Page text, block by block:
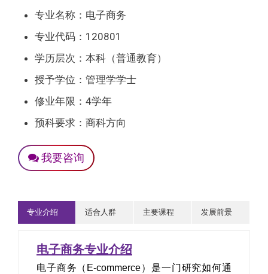
专业名称：电子商务
专业代码：120801
学历层次：本科（普通教育）
授予学位：管理学学士
修业年限：4学年
预科要求：商科方向
我要咨询
专业介绍 适合人群 主要课程 发展前景
电子商务专业介绍
电子商务（E-commerce）是一门研究如何通